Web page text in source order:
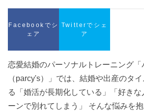
Facebookでシ
ェア
Twitterでシェ
ア
恋愛結婚のパーソナルトレーニング「
（parcy's）」では、結婚や出産のタ
る「婚活が長期化している」「好きな
ーンで別れてしまう」 そんな悩みを